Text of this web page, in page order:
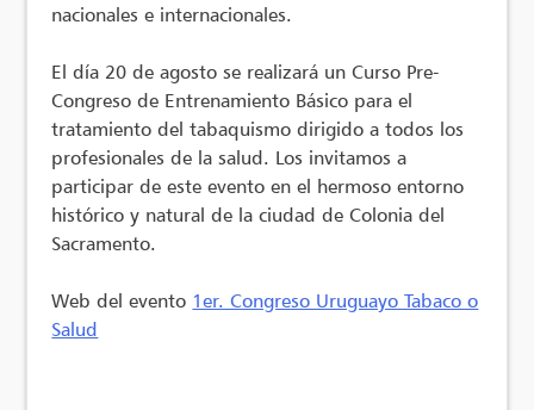
nacionales e internacionales.
El día 20 de agosto se realizará un Curso Pre-
Congreso de Entrenamiento Básico para el
tratamiento del tabaquismo dirigido a todos los
profesionales de la salud. Los invitamos a
participar de este evento en el hermoso entorno
histórico y natural de la ciudad de Colonia del
Sacramento.
Web del evento 1er. Congreso Uruguayo Tabaco o
Salud